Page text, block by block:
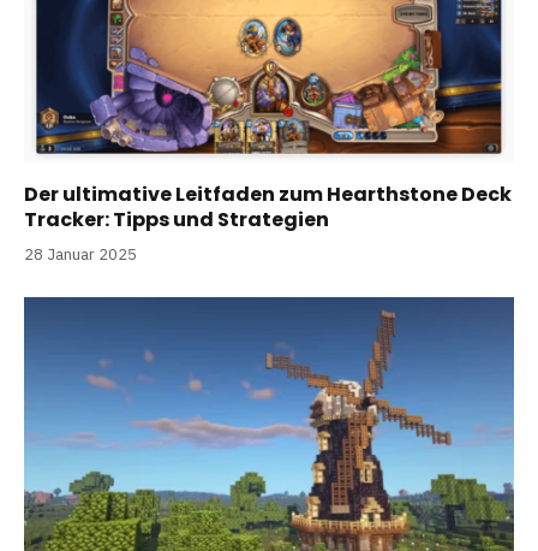
Der ultimative Leitfaden zum Hearthstone Deck
Tracker: Tipps und Strategien
28 Januar 2025